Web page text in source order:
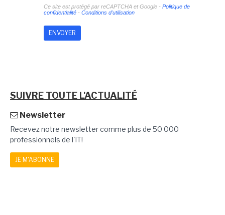
Ce site est protégé par reCAPTCHA et Google - Politique de
confidentialité- Conditions d'utilisation
SUIVRE TOUTE L'ACTUALITÉ
Newsletter
Recevez notre newsletter comme plus de 50 000
professionnels de l'IT!
JE M'ABONNE